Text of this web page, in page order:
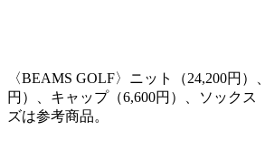
〈BEAMS GOLF〉ニット（24,200円）
円）、キャップ（6,600円）、ソックス
ズは参考商品。